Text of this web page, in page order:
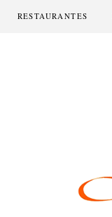
RESTAURANTES